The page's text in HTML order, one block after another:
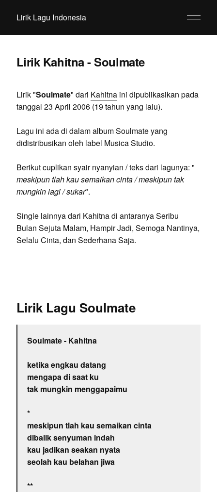
Lirik Lagu Indonesia
Lirik Kahitna - Soulmate
Lirik "Soulmate" dari Kahitnaini dipublikasikan pada
tanggal 23 April 2006 (19 tahun yang lalu).
Lagu ini ada di dalam album Soulmate yang
didistribusikan oleh label Musica Studio.
Berikut cuplikan syair nyanyian / teks dari lagunya: "
meskipun tlah kau semaikan cinta / meskipun tak
mungkin lagi / sukar".
Single lainnya dari Kahitna di antaranya Seribu
Bulan Sejuta Malam, Hampir Jadi, Semoga Nantinya,
Selalu Cinta, dan Sederhana Saja.
Lirik Lagu Soulmate
Soulmate - Kahitna
ketika engkau datang
mengapa di saat ku
tak mungkin menggapaimu
*
meskipun tlah kau semaikan cinta
dibalik senyuman indah
kau jadikan seakan nyata
seolah kau belahan jiwa
**